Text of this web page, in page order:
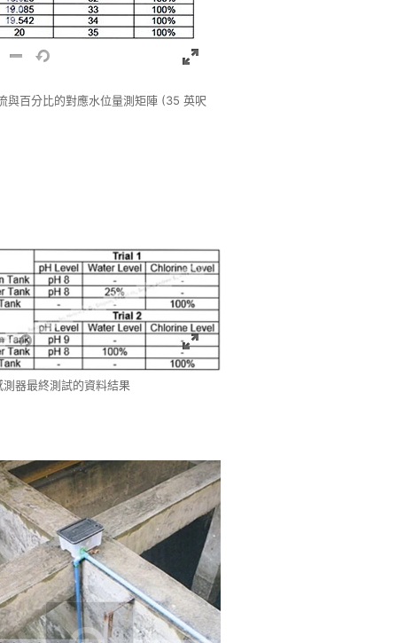
與百分比的對應水位量測矩陣 (35 英呎
器最終測試的資料結果